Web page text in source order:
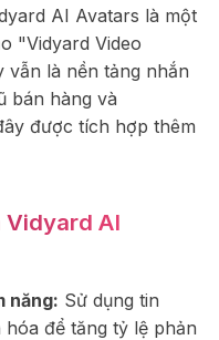
AI Avatars là một
"Vidyard Video
vẫn là nền tảng nhắn
bán hàng và
được tích hợp thêm
Vidyard AI
năng: Sử dụng tin
để tăng tỷ lệ phản